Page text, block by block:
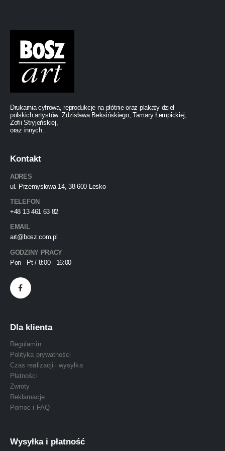
Drukarnia cyfrowa, reprodukcje na płótnie oraz plakaty dzieł
polskich artystów: Zdzisława Beksińskiego, Tamary Łempickiej,
Zofii Stryjeńskiej,
oraz innych.
Kontakt
ADRES
ul. Przemysłowa 14, 38-600 Lesko
TELEFON
+48 13 461 63 82
EMAIL
art@bosz.com.pl
GODZINY PRACY
Pon - Pt / 8:00 - 16:00
Dla klienta
Regulamin
Polityka prywatności
Czas realizacji i wysyłka
Płatności
Zwroty
Reklamacje
Pomoc i FAQ
Wysyłka i płatność